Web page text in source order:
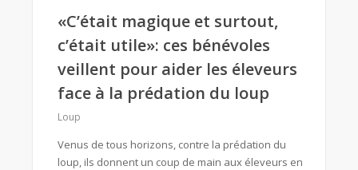
«C’était magique et surtout,
c’était utile»: ces bénévoles
veillent pour aider les éleveurs
face à la prédation du loup
Loup
Venus de tous horizons, contre la prédation du
loup, ils donnent un coup de main aux éleveurs en